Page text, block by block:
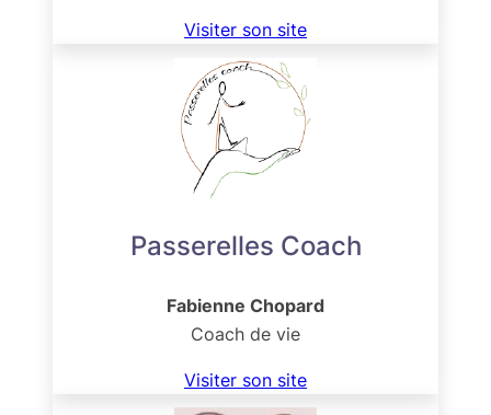
Visiter son site
Passerelles Coach
Fabienne Chopard
Coach de vie
Visiter son site